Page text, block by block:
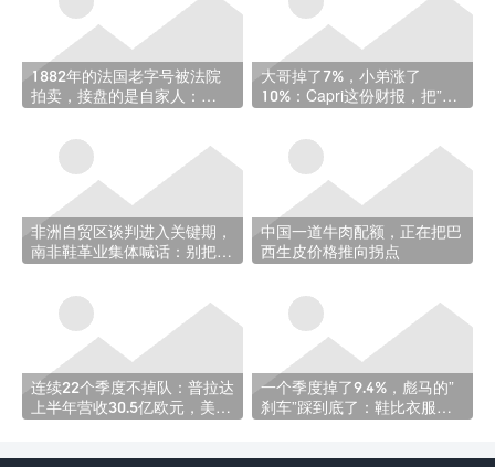
1882年的法国老字号被法院
拍卖，接盘的是自家人：
大哥掉了7%，小弟涨了
10%：Capri这份财报，把”轻
非洲自贸区谈判进入关键期，
南非鞋革业集体喊话：别把我
中国一道牛肉配额，正在把巴
西生皮价格推向拐点
连续22个季度不掉队：普拉达
上半年营收30.5亿欧元，美洲
一个季度掉了9.4%，彪马的”
刹车”踩到底了：鞋比衣服跌